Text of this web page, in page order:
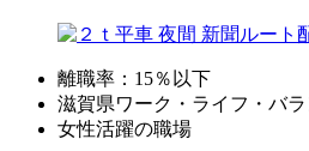
離職率：15％以下
滋賀県ワーク・ライフ・バ
女性活躍の職場